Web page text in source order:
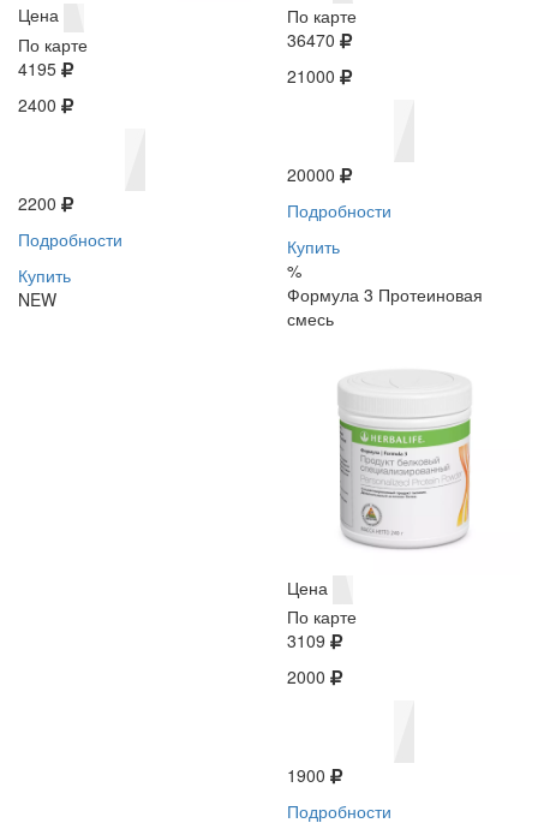
Цена
По карте
4195
2400
2200
Подробности
Купить
NEW
По карте
36470
21000
20000
Подробности
Купить
%
Формула 3 Протеиновая
смесь
Цена
По карте
3109
2000
1900
Подробности